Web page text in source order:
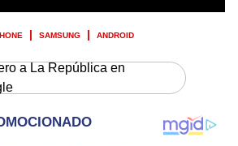
SAMSUNG ANDROID
a La República en